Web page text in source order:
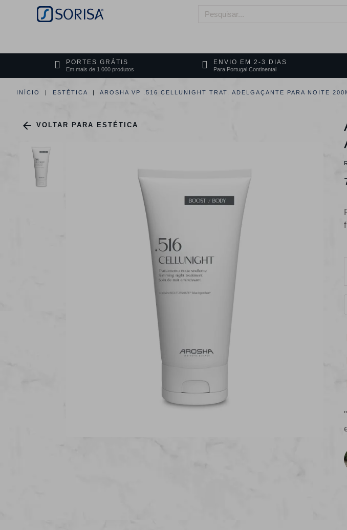
PORTES GRÁTIS
Em mais de 1 000 produtos
ENVIO EM 2-3 DIAS
Para Portugal Continental
INÍCIO ESTÉTICA AROSHA VP .516 CELLUNIGHT TRAT. ADELGAÇANTE PARA NOITE
 VOLTAR PARA ESTÉTICA